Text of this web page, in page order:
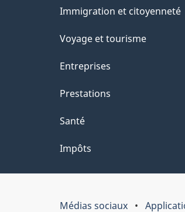
et
Immigration et citoyenneté
Voyage et tourisme
Entreprises
Prestations
Santé
Impôts
Médias sociaux